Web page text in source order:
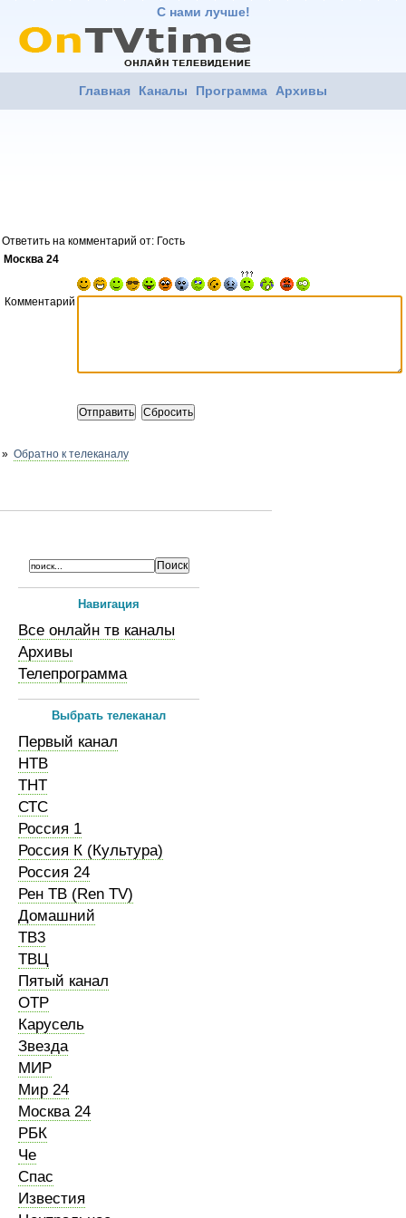
С нами лучше!
Главная Каналы Программа Архивы
Ответить на комментарий от: Гость
Москва 24
Комментарий
» Обратно к телеканалу
Навигация
Все онлайн тв каналы
Архивы
Телепрограмма
Выбрать телеканал
Первый канал
НТВ
ТНТ
СТС
Россия 1
Россия К (Культура)
Россия 24
Рен ТВ (Ren TV)
Домашний
ТВ3
ТВЦ
Пятый канал
ОТР
Карусель
Звезда
МИР
Мир 24
Москва 24
РБК
Че
Спас
Известия